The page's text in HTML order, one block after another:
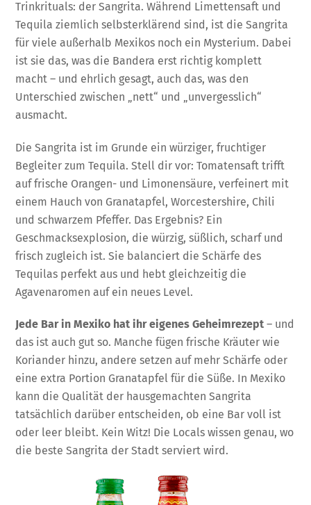
Trinkrituals: der Sangrita. Während Limettensaft und
Tequila ziemlich selbsterklärend sind, ist die Sangrita
für viele außerhalb Mexikos noch ein Mysterium. Dabei
ist sie das, was die Bandera erst richtig komplett
macht – und ehrlich gesagt, auch das, was den
Unterschied zwischen „nett“ und „unvergesslich“
ausmacht.
Die Sangrita ist im Grunde ein würziger, fruchtiger
Begleiter zum Tequila. Stell dir vor: Tomatensaft trifft
auf frische Orangen- und Limonensäure, verfeinert mit
einem Hauch von Granatapfel, Worcestershire, Chili
und schwarzem Pfeffer. Das Ergebnis? Ein
Geschmacksexplosion, die würzig, süßlich, scharf und
frisch zugleich ist. Sie balanciert die Schärfe des
Tequilas perfekt aus und hebt gleichzeitig die
Agavenaromen auf ein neues Level.
Jede Bar in Mexiko hat ihr eigenes Geheimrezept – und
das ist auch gut so. Manche fügen frische Kräuter wie
Koriander hinzu, andere setzen auf mehr Schärfe oder
eine extra Portion Granatapfel für die Süße. In Mexiko
kann die Qualität der hausgemachten Sangrita
tatsächlich darüber entscheiden, ob eine Bar voll ist
oder leer bleibt. Kein Witz! Die Locals wissen genau, wo
die beste Sangrita der Stadt serviert wird.